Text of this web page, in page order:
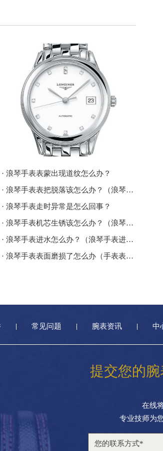
· 浪琴手表表蒙出现道纹怎么办？
· 浪琴手表表把脱落该怎么办？（浪琴表把脱落的解决方法）
· 浪琴手表走时异常是怎么回事？
· 浪琴手表机芯生锈该怎么办？（浪琴机芯生锈的解决方法）
· 浪琴手表进水怎么办？（浪琴手表进水解决办法）
· 浪琴手表表面磨损了怎么办（手表表面磨损处理方法）
常见问题 腕表资讯 中
提交您的
在线
专业技师为